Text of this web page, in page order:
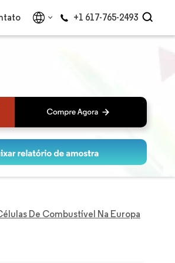
+1 617-765-2493
De Combustível Na Europa